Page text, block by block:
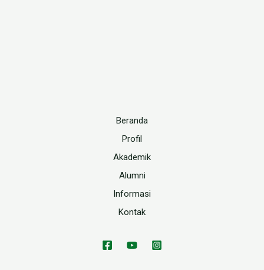
Beranda
Profil
Akademik
Alumni
Informasi
Kontak